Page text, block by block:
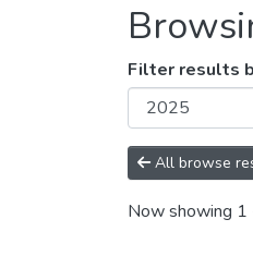
Filter results
All browse
Now showing 1